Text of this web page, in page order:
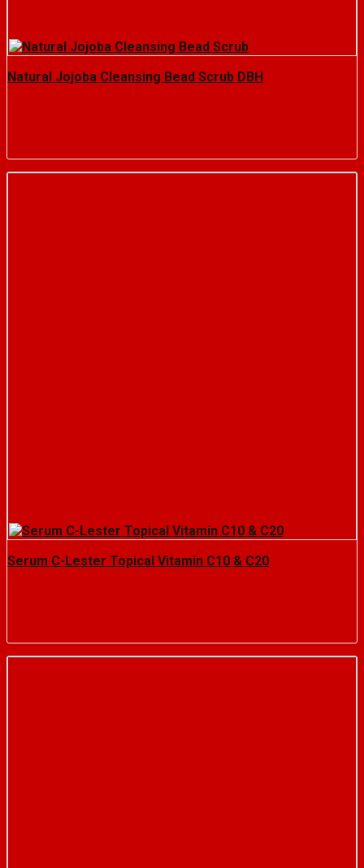
Natural Jojoba Cleansing Bead Scrub DBH
Serum C-Lester Topical Vitamin C10 & C20